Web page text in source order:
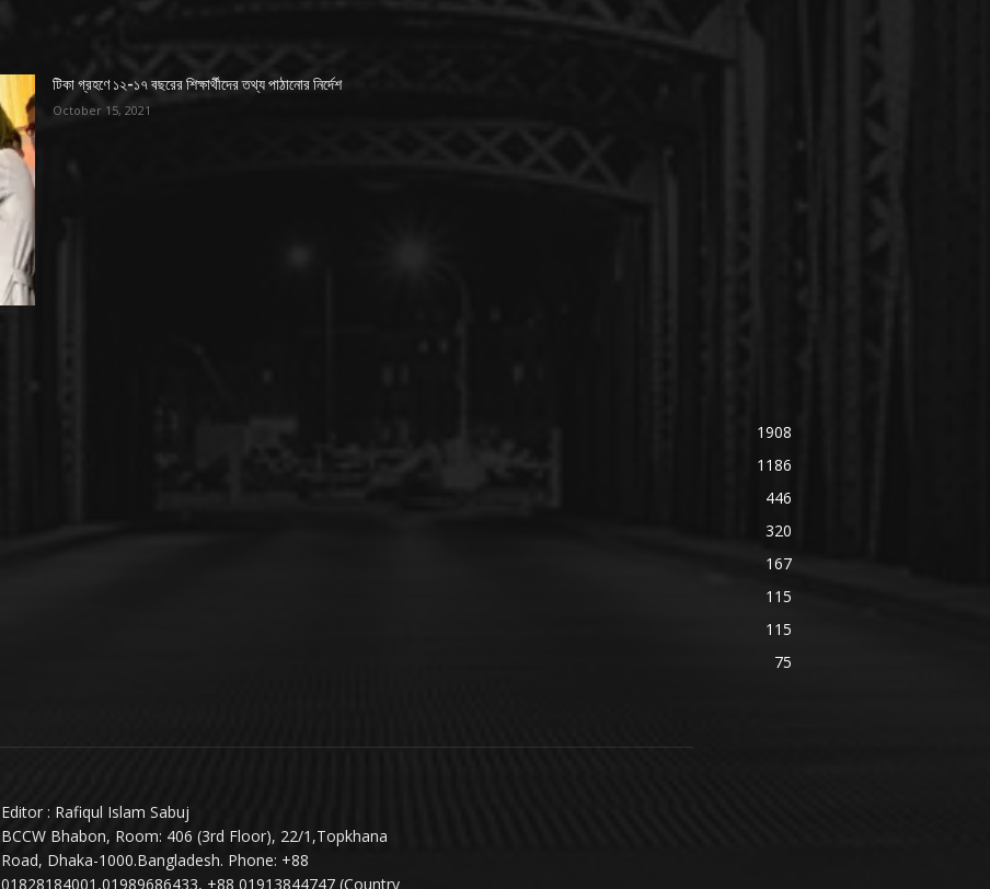
টিকা গ্রহণে ১২-১৭ বছরের শিক্ষার্থীদের তথ্য পাঠানোর নির্দেশ
October 15, 2021
1908
1186
446
320
167
115
115
75
Editor : Rafiqul Islam Sabuj
BCCW Bhabon, Room: 406 (3rd Floor), 22/1,Topkhana
Road, Dhaka-1000.Bangladesh. Phone: +88
01828184001,01989686433, +88 01913844747 (Country